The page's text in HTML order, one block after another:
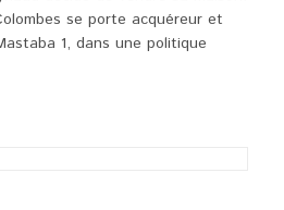
se porte acquéreur et
1, dans une politique